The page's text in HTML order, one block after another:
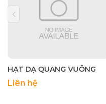
HẠT DẠ QUANG VUÔNG
Liên hệ